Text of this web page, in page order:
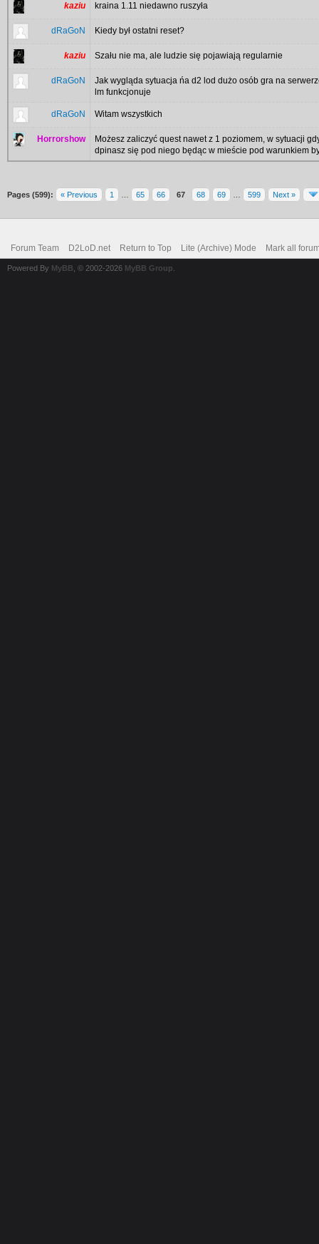
kaziu kraina 1.11 niedawno ruszyła
dRaGoN Kiedy był ostatni reset?
kaziu Szału nie ma, ale ludzie się pojawiają regularnie
dRaGoN
Jak wygląda sytuacja ńa d2 lod dużo osób gra na
lm funkcjonuje
dRaGoN Witam wszystkich
Horrorshow
Możesz zaliczyć quest nawet z 1 poziomem, w sytuacji
dpinasz się pod niego będąc w mieście pod warunkiem
Pages (599): « Previous 1 65 66 67 68 69 599 Next »
Forum Team D2LoD.net Return to Top Lite (Archive) Mode Mark all
Powered By MyBB , © 2002-2026 MyBB Group